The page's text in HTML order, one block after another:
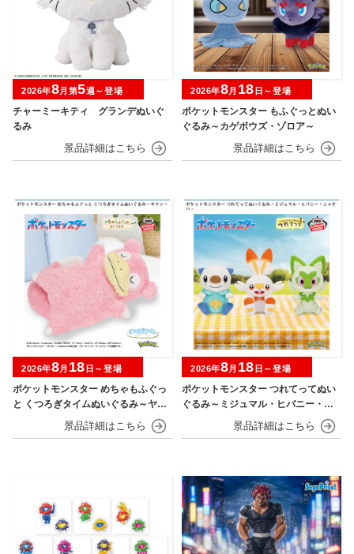
チャーミーキティ グランデぬいぐ
るみ
2026年8月第5週～登場
ポケットモンスター もふぐっとぬい
ぐるみ～カゲボウズ・ゾロア～
2026年8月 18 日～登場
ポケットモンスター めちゃもふぐっ
と くつろぎタイムぬいぐるみ～ヤド
2026年8月 18 日～登場
ポケットモンスター つれてってぬい
ぐるみ～ミジュマル・ヒバニー・ニ
2026年8月 18 日～登場